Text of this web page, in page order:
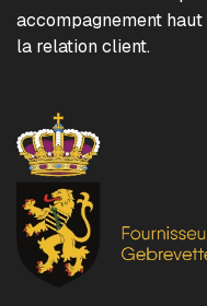
accompagnement
la relation client.